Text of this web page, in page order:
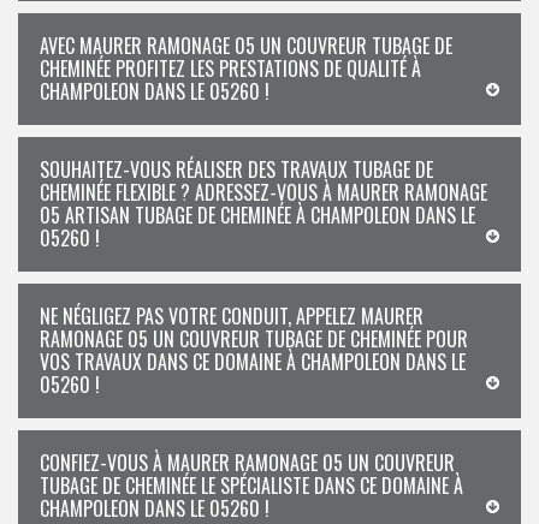
AVEC MAURER RAMONAGE 05 UN COUVREUR TUBAGE DE
CHEMINÉE PROFITEZ LES PRESTATIONS DE QUALITÉ À
CHAMPOLEON DANS LE 05260 !
SOUHAITEZ-VOUS RÉALISER DES TRAVAUX TUBAGE DE
CHEMINÉE FLEXIBLE ? ADRESSEZ-VOUS À MAURER RAMONAGE
05 ARTISAN TUBAGE DE CHEMINÉE À CHAMPOLEON DANS LE
05260 !
NE NÉGLIGEZ PAS VOTRE CONDUIT, APPELEZ MAURER
RAMONAGE 05 UN COUVREUR TUBAGE DE CHEMINÉE POUR
VOS TRAVAUX DANS CE DOMAINE À CHAMPOLEON DANS LE
05260 !
CONFIEZ-VOUS À MAURER RAMONAGE 05 UN COUVREUR
TUBAGE DE CHEMINÉE LE SPÉCIALISTE DANS CE DOMAINE À
CHAMPOLEON DANS LE 05260 !